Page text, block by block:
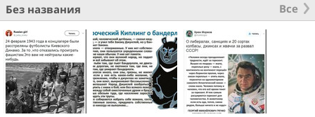
Без названия Все